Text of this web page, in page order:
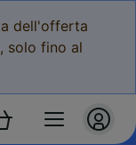
dell'offerta
, solo fino al